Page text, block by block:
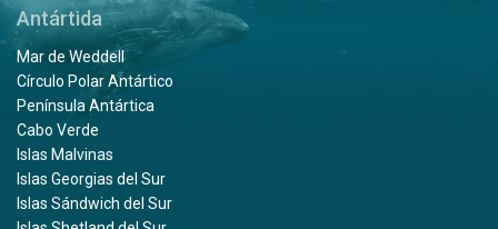
Antártida
Mar de Weddell
Círculo Polar Antártico
Península Antártica
Cabo Verde
Islas Malvinas
Islas Georgias del Sur
Islas Sándwich del Sur